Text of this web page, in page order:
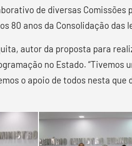
de diversas Comissões
anos da Consolidação das
autor da proposta para
no Estado.
o apoio de todos nesta que